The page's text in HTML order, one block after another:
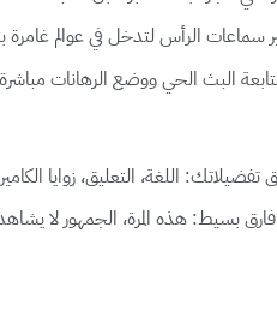
الرأس لتدخل في عوالم
البث الحي ووضع الرهانات
اللغة، التعليق، زوايا
فارق بسيط: هذه المرة، الجمهور